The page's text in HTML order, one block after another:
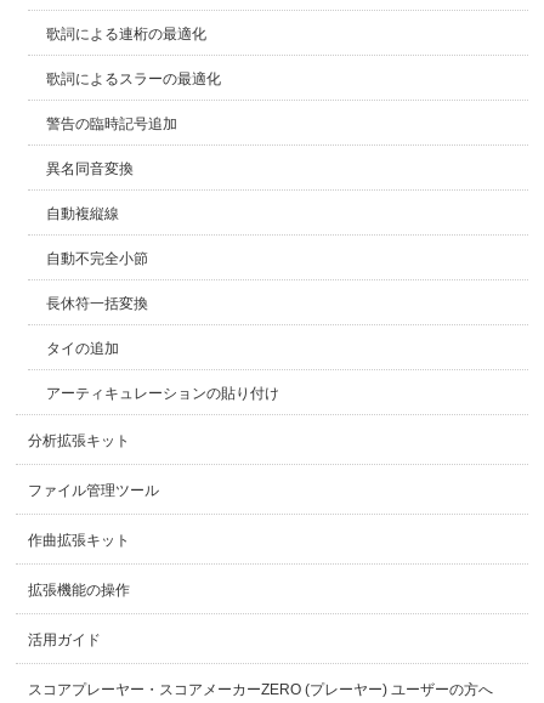
歌詞による連桁の最適化
歌詞によるスラーの最適化
警告の臨時記号追加
異名同音変換
自動複縦線
自動不完全小節
長休符一括変換
タイの追加
アーティキュレーションの貼り付け
分析拡張キット
ファイル管理ツール
作曲拡張キット
拡張機能の操作
活用ガイド
スコアプレーヤー・スコアメーカーZERO (プレーヤー) ユーザーの方へ